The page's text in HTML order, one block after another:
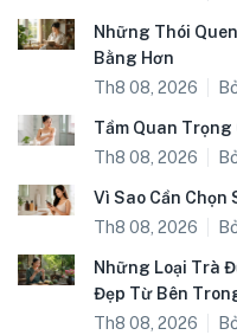
Những Thói
Bằng Hơn
Th8 08, 2026
Tầm Quan Trọng
Th8 08, 2026
Vì Sao Cần Chọn
Th8 08, 2026
Những Loại Trà
Đẹp Từ Bên
Th8 08, 2026